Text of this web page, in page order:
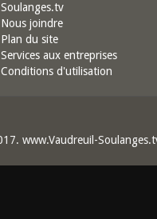
Soulanges.tv
Nous joindre
Plan du site
Services aux entreprises
Conditions d'utilisation
www.Vaudreuil-